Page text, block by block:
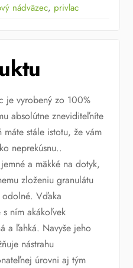
nádväzec, privlac
je vyrobený zo 100%
absolútne zneviditeľníte
stále istotu, že vám
neprekúsnu..
a mäkké na dotyk,
zloženiu granulátu
Vďaka
ním akákoľvek
a ľahká. Navyše jeho
nástrahu
úrovni aj tým